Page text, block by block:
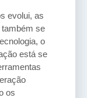
evolui, as
se
o
está se
os